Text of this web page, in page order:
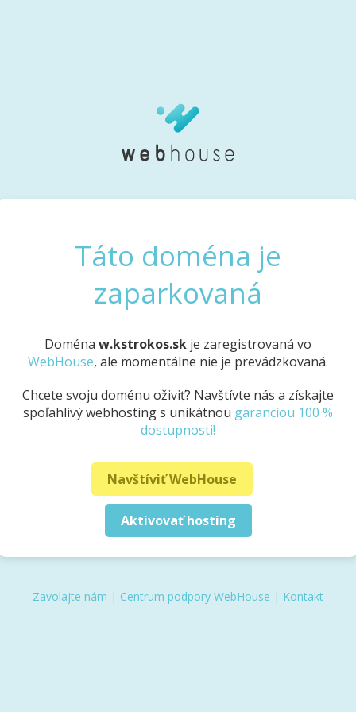
Táto doména je
zaparkovaná
Doména w.kstrokos.sk je zaregistrovaná vo
WebHouse, ale momentálne nie je prevádzkovaná.
Chcete svoju doménu oživiť? Navštívte nás a získajte
spoľahlivý webhosting s unikátnou garanciou 100 %
dostupnosti!
Navštíviť WebHouse
Aktivovať hosting
Zavolajte nám | Centrum podpory WebHouse | Kontakt